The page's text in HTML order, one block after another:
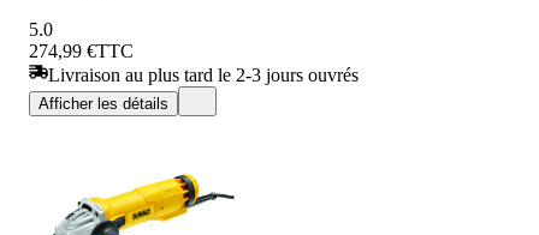
5.0
274,99 €TTC
Livraison au plus tard le 2-3 jours ouvrés
Afficher les détails